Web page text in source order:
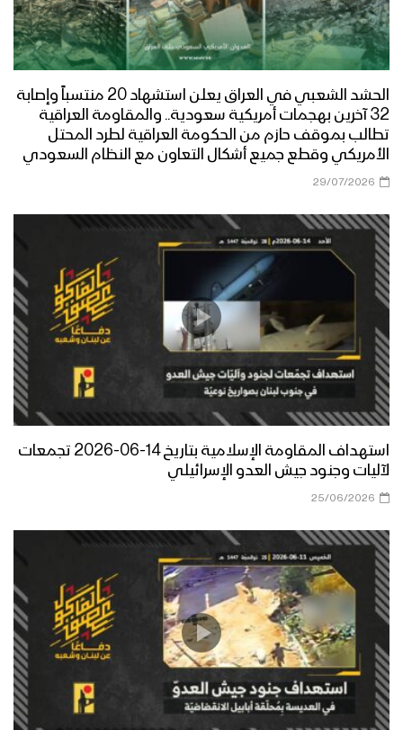
الحشد الشعبي في العراق يعلن استشهاد 20 منتسباً وإصابة
32 آخرين بهجمات أمريكية سعودية.. والمقاومة العراقية
تطالب بموقف حازم من الحكومة العراقية لطرد المحتل
الأمريكي وقطع جميع أشكال التعاون مع النظام السعودي
29/07/2026
استهداف المقاومة الإسلامية بتاريخ 14-06-2026 تجمعات
لآليات وجنود جيش العدو الإسرائيلي
25/06/2026